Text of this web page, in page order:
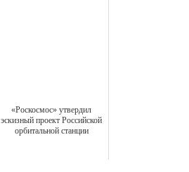
«Роскосмос» утвердил
эскизный проект Российской
орбитальной станции